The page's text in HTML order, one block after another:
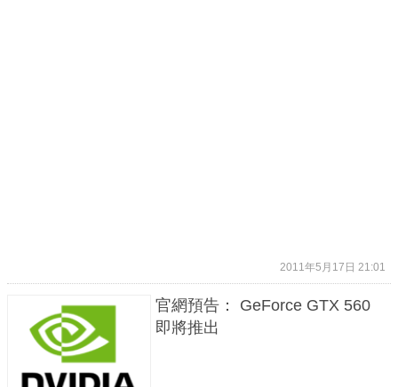
2011年5月17日 21:01
官網預告： GeForce GTX 560
即將推出